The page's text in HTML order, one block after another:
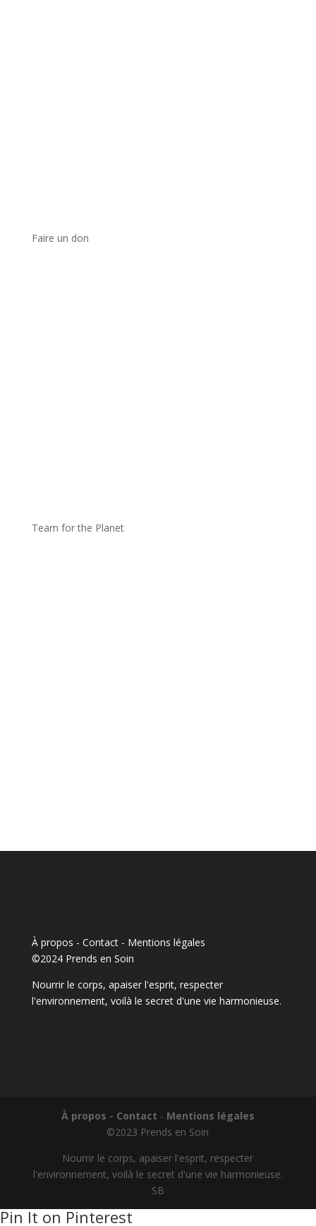
Faire un don
Team for the Planet
À propos - Contact- Mentions légales
©2024 Prends en Soin
Nourrir le corps, apaiser l'esprit, respecter
l'environnement, voilà le secret d'une vie harmonieuse.
À propos - Contact - Mentions légales
©2023 Prends en Soin
Nourrir le corps, apaiser l'esprit, respecter
l'environnement, voilà le secret d'une vie harmonieuse.
SB
Pin It on Pinterest